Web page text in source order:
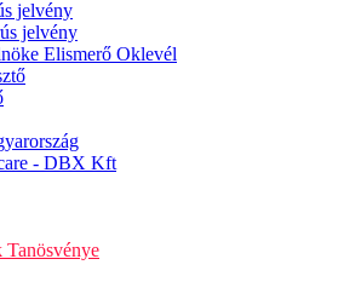
jelvény
jelvény
Elismerő Oklevél
- DBX Kft